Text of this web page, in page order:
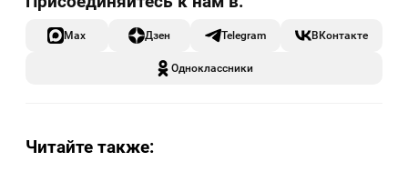
Max Дзен Telegram ВКонтакте
Одноклассники
Читайте также: